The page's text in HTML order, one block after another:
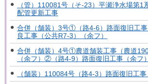
（管）110081号（そ-23）平瀬浄水場第1
配管更新工事
合併（舗装）3号①（路4-6）路面復旧工
良工事（公共R7-3）（余フ）
合併（舗装）4号①農道舗装工事（農道
（余フ）②（路4-9）路面復旧工事（余フ）
（舗装）110084号（路4-3）路面復旧工事